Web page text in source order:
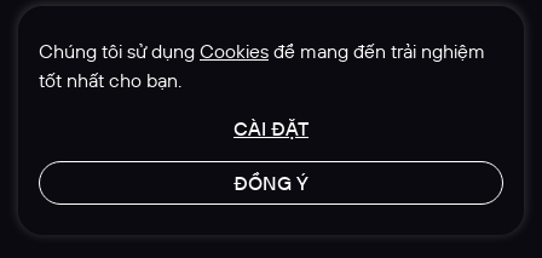
Chúng tôi sử dụng Cookies để mang đến trải nghiệm
tốt nhất cho bạn.
CÀI ĐẶT
ĐỒNG Ý